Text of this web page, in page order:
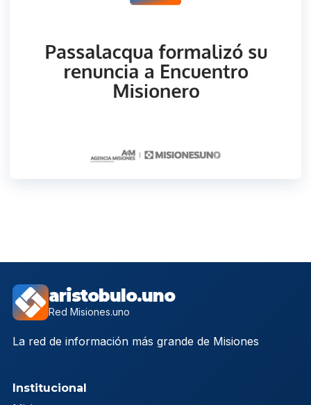
aristobulo.uno
Red Misiones.uno
La red de información más grande de Misiones
Institucional